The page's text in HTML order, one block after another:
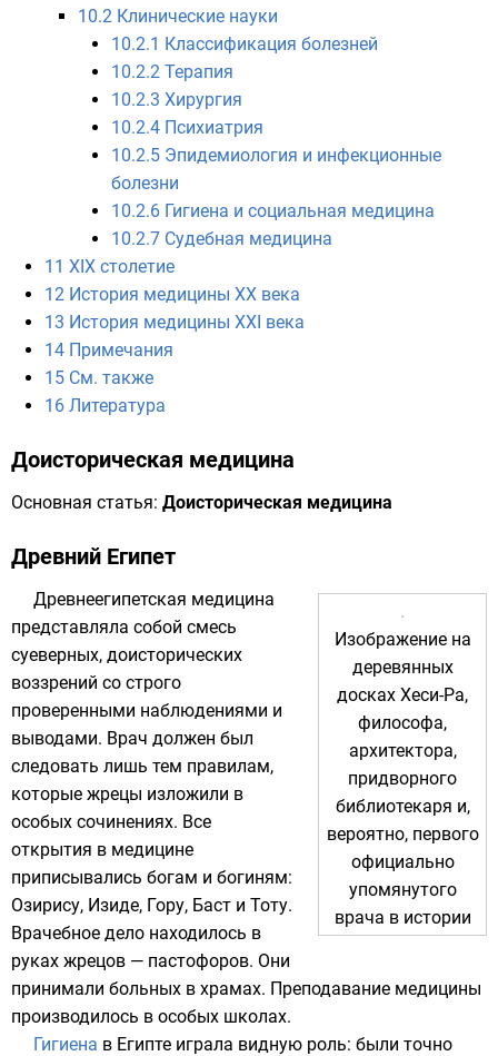
10.2 Клинические науки
10.2.1 Классификация болезней
10.2.2 Терапия
10.2.3 Хирургия
10.2.4 Психиатрия
10.2.5 Эпидемиология и инфекционные
болезни
10.2.6 Гигиена и социальная медицина
10.2.7 Судебная медицина
11 XIX столетие
12 История медицины XX века
13 История медицины XXI века
14 Примечания
15 См. также
16 Литература
Доисторическая медицина
Основная статья: Доисторическая медицина
Древний Египет
Изображение на
деревянных
досках Хеси-Ра,
философа,
архитектора,
придворного
библиотекаря и,
вероятно, первого
официально
упомянутого
врача в истории
Древнеегипетская медицина
представляла собой смесь
суеверных, доисторических
воззрений со строго
проверенными наблюдениями и
выводами. Врач должен был
следовать лишь тем правилам,
которые жрецы изложили в
особых сочинениях. Все
открытия в медицине
приписывались богам и богиням:
Озирису, Изиде, Гору, Баст и Тоту.
Врачебное дело находилось в
руках жрецов — пастофоров. Они
принимали больных в храмах. Преподавание медицины
производилось в особых школах.
Гигиена в Египте играла видную роль: были точно